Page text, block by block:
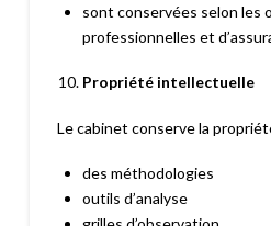
sont conservées selon les
professionnelles et
Propriété intellectuelle
Le cabinet conserve la
des méthodologies
outils d’analyse